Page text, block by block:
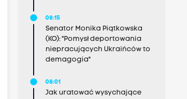
08:15
Senator Monika Piątkowska
(KO): "Pomysł deportowania
niepracujących Ukraińców to
demagogia"
08:01
Jak uratować wysychające